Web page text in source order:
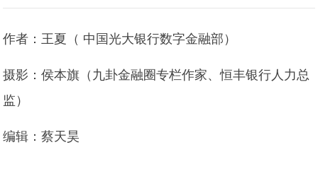
作者：王夏（ 中国光大银行数字金融部）
摄影：侯本旗（九卦金融圈专栏作家、恒丰银行人力总
监）
编辑：蔡天昊